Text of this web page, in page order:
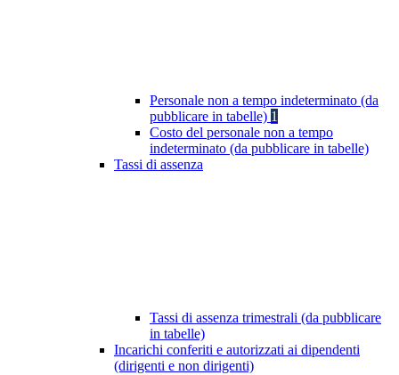
Personale non a tempo indeterminato (da
pubblicare in tabelle) 1
Costo del personale non a tempo
indeterminato (da pubblicare in tabelle)
Tassi di assenza
Tassi di assenza trimestrali (da pubblicare
in tabelle)
Incarichi conferiti e autorizzati ai dipendenti
(dirigenti e non dirigenti)